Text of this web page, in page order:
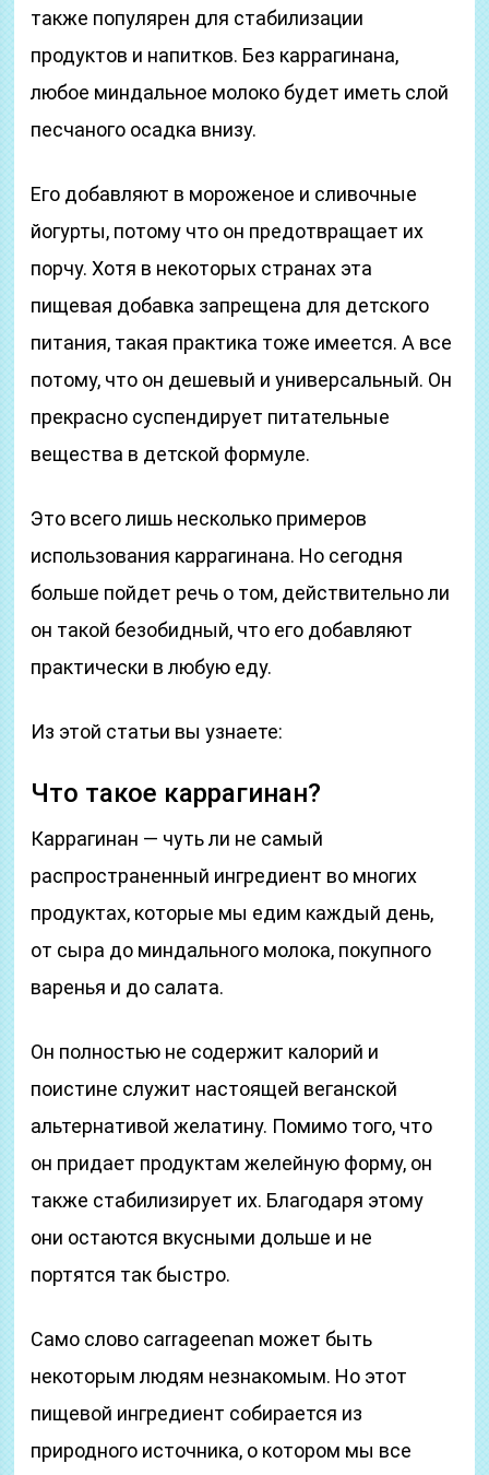
также популярен для стабилизации
продуктов и напитков. Без каррагинана,
любое миндальное молоко будет иметь слой
песчаного осадка внизу.
Его добавляют в мороженое и сливочные
йогурты, потому что он предотвращает их
порчу. Хотя в некоторых странах эта
пищевая добавка запрещена для детского
питания, такая практика тоже имеется. А все
потому, что он дешевый и универсальный. Он
прекрасно суспендирует питательные
вещества в детской формуле.
Это всего лишь несколько примеров
использования каррагинана. Но сегодня
больше пойдет речь о том, действительно ли
он такой безобидный, что его добавляют
практически в любую еду.
Из этой статьи вы узнаете:
Что такое каррагинан?
Каррагинан — чуть ли не самый
распространенный ингредиент во многих
продуктах, которые мы едим каждый день,
от сыра до миндального молока, покупного
варенья и до салата.
Он полностью не содержит калорий и
поистине служит настоящей веганской
альтернативой желатину. Помимо того, что
он придает продуктам желейную форму, он
также стабилизирует их. Благодаря этому
они остаются вкусными дольше и не
портятся так быстро.
Само слово carrageenan может быть
некоторым людям незнакомым. Но этот
пищевой ингредиент собирается из
природного источника, о котором мы все